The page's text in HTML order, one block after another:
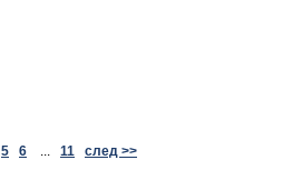
5 6 ... 11 след >>